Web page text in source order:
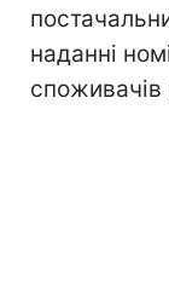
наданні
споживачів